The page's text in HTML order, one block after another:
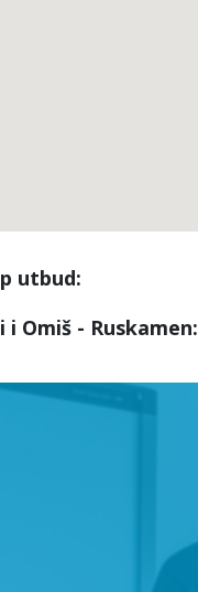
utbud:
Omiš - Ruskamen: